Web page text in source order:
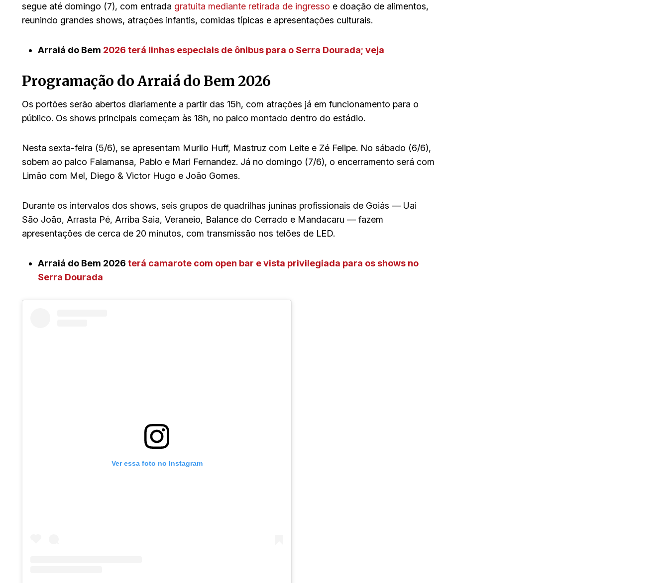
segue até domingo (7), com entrada gratuita mediante retirada de ingresso e doação de alimentos,
reunindo grandes shows, atrações infantis, comidas típicas e apresentações culturais.
Arraiá do Bem 2026 terá linhas especiais de ônibus para o Serra Dourada; veja
Programação do Arraiá do Bem 2026
Os portões serão abertos diariamente a partir das 15h, com atrações já em funcionamento para o
público. Os shows principais começam às 18h, no palco montado dentro do estádio.
Nesta sexta-feira (5/6), se apresentam Murilo Huff, Mastruz com Leite e Zé Felipe. No sábado (6/6),
sobem ao palco Falamansa, Pablo e Mari Fernandez. Já no domingo (7/6), o encerramento será com
Limão com Mel, Diego & Victor Hugo e João Gomes.
Durante os intervalos dos shows, seis grupos de quadrilhas juninas profissionais de Goiás — Uai
São João, Arrasta Pé, Arriba Saia, Veraneio, Balance do Cerrado e Mandacaru — fazem
apresentações de cerca de 20 minutos, com transmissão nos telões de LED.
Arraiá do Bem 2026 terá camarote com open bar e vista privilegiada para os shows no
Serra Dourada
Ver essa foto no Instagram